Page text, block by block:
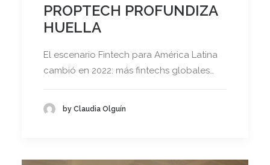
PROPTECH PROFUNDIZA
HUELLA
El escenario Fintech para América Latina
cambió en 2022: más fintechs globales…
by Claudia Olguín